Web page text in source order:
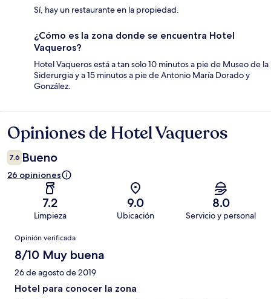
Sí, hay un restaurante en la propiedad.
¿Cómo es la zona donde se encuentra Hotel
Vaqueros?
Hotel Vaqueros está a tan solo 10 minutos a pie de Museo de la
Siderurgia y a 15 minutos a pie de Antonio María Dorado y
González.
Opiniones
Opiniones de Hotel Vaqueros
7.6 Bueno
26 opiniones
7.2
Limpieza
9.0
Ubicación
8.0
Servicio y personal
Opiniones
Opinión verificada
8/10 Muy buena
26 de agosto de 2019
Hotel para conocer la zona